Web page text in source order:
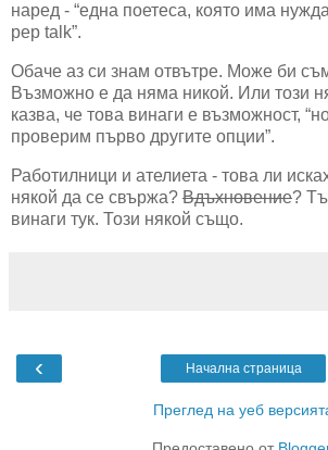
наред - “една поетеса, която има
pep talk”.
Обаче аз си знам отвътре. Може би
Възможно е да няма никой. Или този
казва, че това винаги е възможност,
проверим първо другите опции”.
Работилници и ателиета - това ли
някой да се свържа? Вдъхновение?
винаги тук. Този някой също.
‹ Начална страница
Преглед на уеб